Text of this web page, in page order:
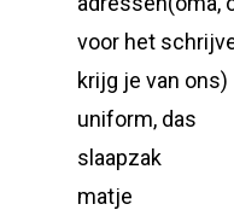
voor het
krijg je van ons)
uniform, das
slaapzak
matje